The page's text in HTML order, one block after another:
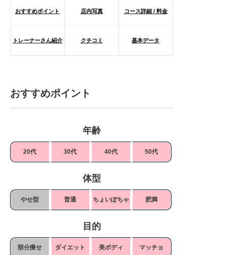
おすすめポイント 店内写真 コース詳細 / 料金
トレーナーさん紹介 クチコミ 基本データ
おすすめポイント
年齢
20代 30代 40代 50代
体型
やせ型 普通 ちょいぽちゃ 肥満
目的
部分痩せ ダイエット 美ボディ マッチョ